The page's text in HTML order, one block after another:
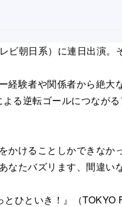
朝日系）に連日出演。
験者や関係者から絶
る逆転ゴールにつなが
けることしかできな
たバズリます、間違い
ひといき！』（